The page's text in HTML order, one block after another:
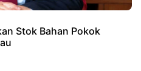
Stok Bahan Pokok